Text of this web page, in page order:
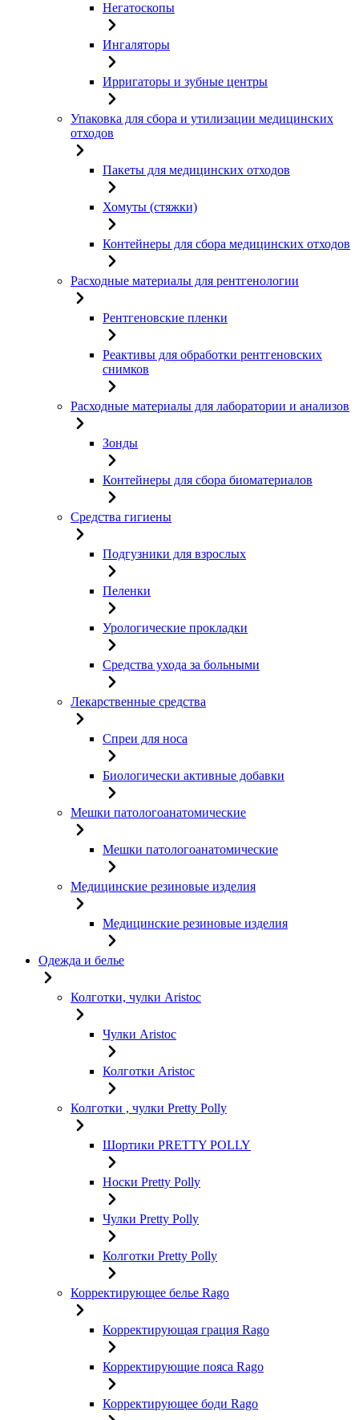
Негатоскопы
Ингаляторы
Ирригаторы и зубные центры
Упаковка для сбора и утилизации медицинских
отходов
Пакеты для медицинских отходов
Хомуты (стяжки)
Контейнеры для сбора медицинских отходов
Расходные материалы для рентгенологии
Рентгеновские пленки
Реактивы для обработки рентгеновских
снимков
Расходные материалы для лаборатории и анализов
Зонды
Контейнеры для сбора биоматериалов
Средства гигиены
Подгузники для взрослых
Пеленки
Урологические прокладки
Средства ухода за больными
Лекарственные средства
Спреи для носа
Биологически активные добавки
Мешки патологоанатомические
Мешки патологоанатомические
Медицинские резиновые изделия
Медицинские резиновые изделия
Одежда и белье
Колготки, чулки Aristoc
Чулки Aristoc
Колготки Aristoc
Колготки , чулки Pretty Polly
Шортики PRETTY POLLY
Носки Pretty Polly
Чулки Pretty Polly
Колготки Pretty Polly
Корректирующее белье Rago
Корректирующая грация Rago
Корректирующие пояса Rago
Корректирующее боди Rago